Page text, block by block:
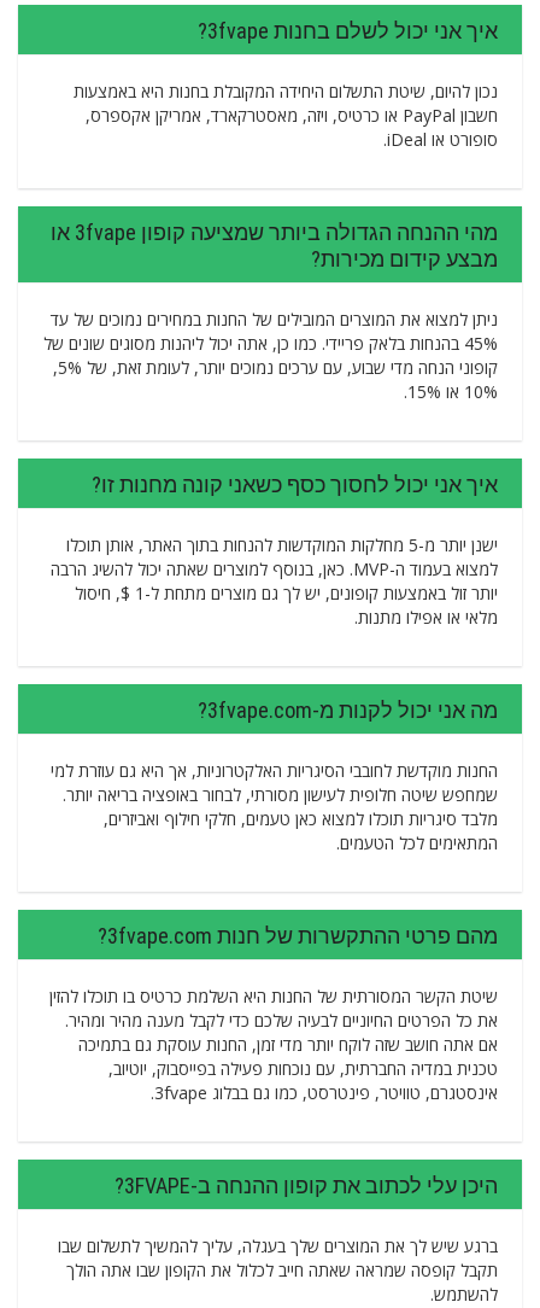
איך אני יכול לשלם בחנות 3fvape?
נכון להיום, שיטת התשלום היחידה המקובלת בחנות היא באמצעות
חשבון PayPal או כרטיס, ויזה, מאסטרקארד, אמריקן אקספרס,
סופורט או iDeal.
מהי ההנחה הגדולה ביותר שמציעה קופון 3fvape או
מבצע קידום מכירות?
ניתן למצוא את המוצרים המובילים של החנות במחירים נמוכים של עד
45% בהנחות בלאק פריידי. כמו כן, אתה יכול ליהנות מסוגים שונים של
קופוני הנחה מדי שבוע, עם ערכים נמוכים יותר, לעומת זאת, של 5%,
10% או 15%.
איך אני יכול לחסוך כסף כשאני קונה מחנות זו?
ישנן יותר מ-5 מחלקות המוקדשות להנחות בתוך האתר, אותן תוכלו
למצוא בעמוד ה-MVP. כאן, בנוסף למוצרים שאתה יכול להשיג הרבה
יותר זול באמצעות קופונים, יש לך גם מוצרים מתחת ל-1 $, חיסול
מלאי או אפילו מתנות.
מה אני יכול לקנות מ-3fvape.com?
החנות מוקדשת לחובבי הסיגריות האלקטרוניות, אך היא גם עוזרת למי
שמחפש שיטה חלופית לעישון מסורתי, לבחור באופציה בריאה יותר.
מלבד סיגריות תוכלו למצוא כאן טעמים, חלקי חילוף ואביזרים,
המתאימים לכל הטעמים.
מהם פרטי ההתקשרות של חנות 3fvape.com?
שיטת הקשר המסורתית של החנות היא השלמת כרטיס בו תוכלו להזין
את כל הפרטים החיוניים לבעיה שלכם כדי לקבל מענה מהיר ומהיר.
אם אתה חושב שזה לוקח יותר מדי זמן, החנות עוסקת גם בתמיכה
טכנית במדיה החברתית, עם נוכחות פעילה בפייסבוק, יוטיוב,
אינסטגרם, טוויטר, פינטרסט, כמו גם בבלוג 3fvape.
היכן עלי לכתוב את קופון ההנחה ב-3FVAPE?
ברגע שיש לך את המוצרים שלך בעגלה, עליך להמשיך לתשלום שבו
תקבל קופסה שמראה שאתה חייב לכלול את הקופון שבו אתה הולך
להשתמש.